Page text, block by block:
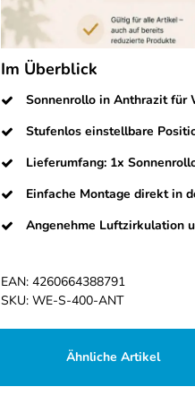
Im Überblick
Sonnenrollo in Anthrazit für
Stufenlos einstellbare
Lieferumfang: 1x
Einfache Montage direkt in
Angenehme Luftzirkulation
EAN: 4260664388791
SKU: WE-S-400-ANT
Ähnliche Artikel